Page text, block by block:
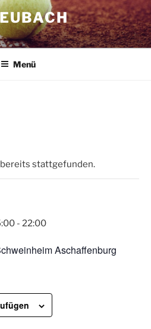
Menü
stattgefunden.
- 22:00
Aschaffenburg